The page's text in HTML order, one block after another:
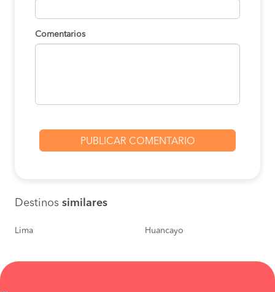
Comentarios
Destinos similares
Lima Huancayo